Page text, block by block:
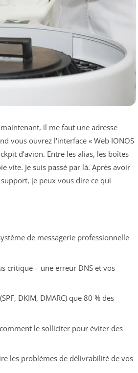
il me faut une adresse
vous ouvrez l'interface « Web IONOS
d’avion. Entre les alias, les boîtes
vite. Je suis passé par là. Après avoir
je peux vous dire ce qui
de messagerie professionnelle
critique – une erreur DNS et vos
DKIM, DMARC) que 80 % des
le solliciter pour éviter des
les problèmes de délivrabilité de vos